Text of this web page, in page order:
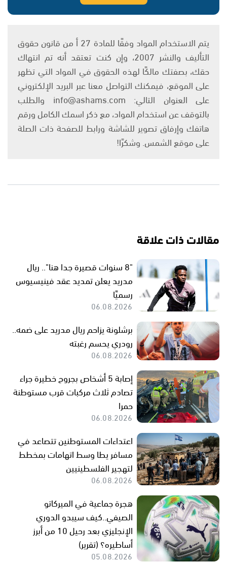
يتم الاستخدام المواد وفقًا للمادة 27 أ من قانون حقوق
التأليف والنشر 2007، وإن كنت تعتقد أنه تم انتهاك
حقك، بصفتك مالكًا لهذه الحقوق في المواد التي تظهر
على الموقع، فيمكنك التواصل معنا عبر البريد الإلكتروني
على العنوان التالي: info@ashams.com والطلب
بالتوقف عن استخدام المواد، مع ذكر اسمك الكامل ورقم
هاتفك وإرفاق تصوير للشاشة ورابط للصفحة ذات الصلة
على موقع الشمس. وشكرًا!
مقالات ذات علاقة
"8 سنوات قصيرة جدا هنا".. ريال
مدريد يعلن تمديد عقد فينيسيوس
رسميًا
06.08.2026
برشلونة يزاحم ريال مدريد على ضمه..
رودري يحسم رغبته
06.08.2026
إصابة 5 أشخاص بجروح خطيرة جراء
تصادم ثلاث مركبات قرب مستوطنة
حمرا
06.08.2026
اعتداءات المستوطنين تتصاعد في
مسافر يطا وسط اتهامات بمخطط
لتهجير الفلسطينيين
06.08.2026
هجرة جماعية في الميركاتو
الصيفي..كيف سيبدو الدوري
الإنجليزي بعد رحيل 10 من أبرز
أساطيره؟ (تقرير)
05.08.2026